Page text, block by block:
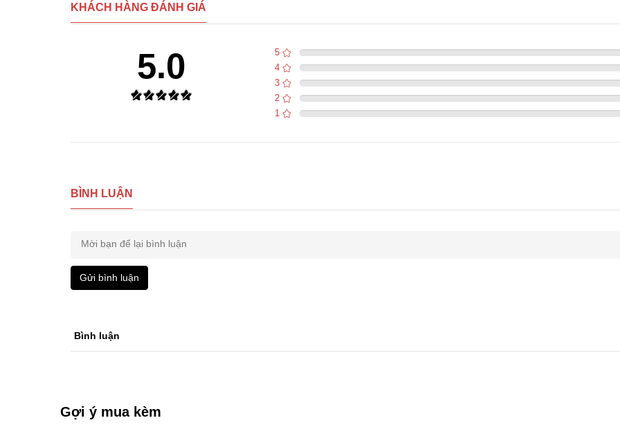
KHÁCH HÀNG ĐÁNH GIÁ
5.0
5
4
3
2
1
BÌNH LUẬN
Gửi bình luận
Bình luận
Gợi ý mua kèm